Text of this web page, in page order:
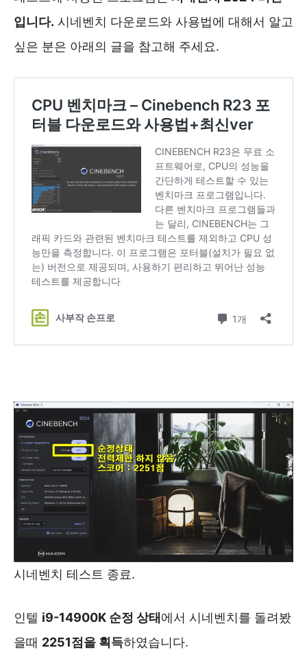
입니다. 시네벤치 다운로드와 사용법에 대해서 알고
싶은 분은 아래의 글을 참고해 주세요.
시네벤치 테스트 종료.
인텔 i9-14900K 순정 상태에서 시네벤치를 돌려봤
을때 2251점을 획득하였습니다.